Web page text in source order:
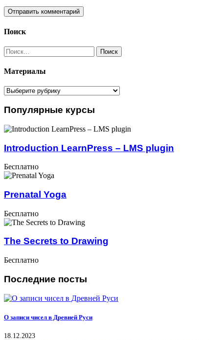
Поиск
Найти:
Материалы
Материалы
Популярные курсы
Introduction LearnPress – LMS plugin
Бесплатно
Prenatal Yoga
Бесплатно
The Secrets to Drawing
Бесплатно
Последние посты
О записи чисел в Древней Руси
18.12.2023